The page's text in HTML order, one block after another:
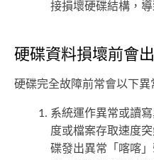
接損壞硬碟結構，
硬碟資料損壞前會
硬碟完全故障前常會以下異
系統運作異常或讀
度或檔案存取速度
碟發出異常「喀喀